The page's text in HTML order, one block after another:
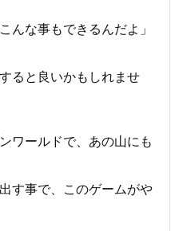
んな事もできるんだよ」
ると良いかもしれませ
ワールドで、あの山にも
す事で、このゲームがや